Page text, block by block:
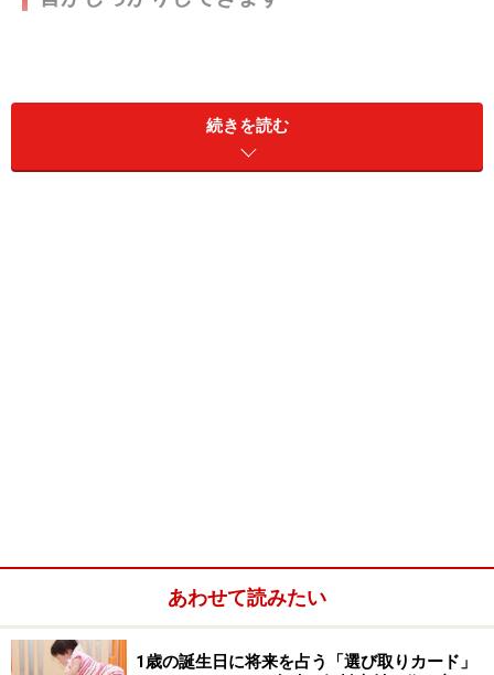
続きを読む
あわせて読みたい
1歳の誕生日に将来を占う「選び取りカード」